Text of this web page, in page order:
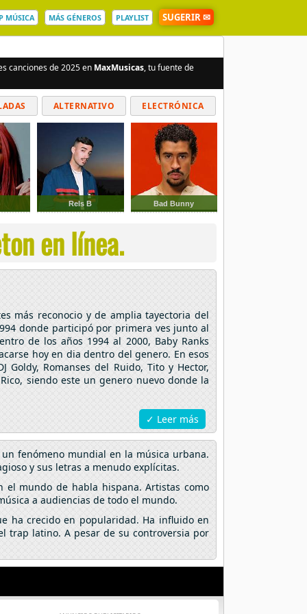
MÚSICA MÁS GÉNEROS PLAYLIST SUGERIR ✉
canciones de 2025 en MaxMusicas, tu fuente de
ALTERNATIVO ELECTRÓNICA
Rels B Bad Bunny
en línea.
más reconocio y de amplia tayectoria del
donde participó por primera ves junto al
de los años 1994 al 2000, Baby Ranks
hoy en dia dentro del genero. En esos
Goldy, Romanses del Ruido, Tito y Hector,
siendo este un genero nuevo donde la
✓ Leer más
fenómeno mundial en la música urbana.
y sus letras a menudo explícitas.
el mundo de habla hispana. Artistas como
a audiencias de todo el mundo.
ha crecido en popularidad. Ha influido en
trap latino. A pesar de su controversia por